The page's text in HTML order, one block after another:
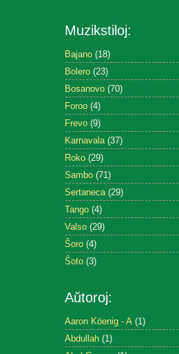
Muzikstiloj:
Bajano (18)
Bolero (23)
Bosanovo (70)
Foroo (4)
Frevo (9)
Karnavala (37)
Roko (29)
Sambo (71)
Sertaneca (29)
Tango (4)
Valso (29)
Ŝoro (4)
Ŝoto (3)
Aŭtoroj:
Aaron Köenig - A (1)
Abdullah (1)